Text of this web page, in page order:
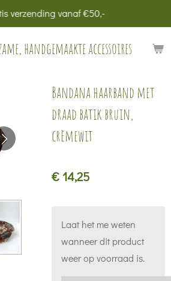
handgemaakte accessoires
verzending vanaf €50,-
Bandana haarband met
draad batik bruin,
crèmewit
€ 14,25
Laat het me weten
wanneer dit product
weer op voorraad is.